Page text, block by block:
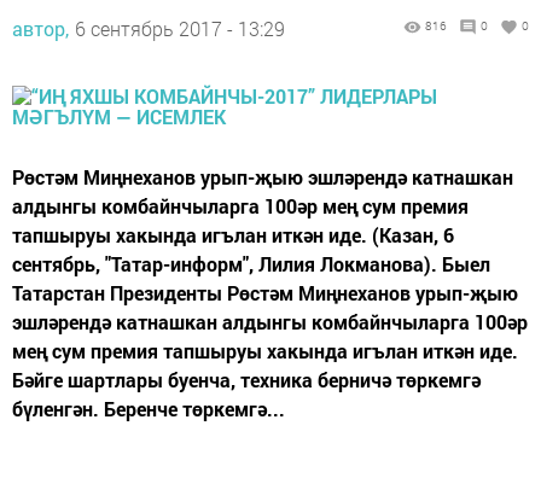
автор, 6 сентябрь 2017 - 13:29 816 0 0
Рөстәм Миңнеханов урып-җыю эшләрендә катнашкан
алдынгы комбайнчыларга 100әр мең сум премия
тапшыруы хакында игълан иткән иде. (Казан, 6
сентябрь, "Татар-информ", Лилия Локманова). Быел
Татарстан Президенты Рөстәм Миңнеханов урып-җыю
эшләрендә катнашкан алдынгы комбайнчыларга 100әр
мең сум премия тапшыруы хакында игълан иткән иде.
Бәйге шартлары буенча, техника берничә төркемгә
бүленгән. Беренче төркемгә...